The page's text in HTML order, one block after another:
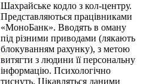
Шахрайське кодло з кол-центру.
Представляються працівниками
«МоноБанк». Вводять в оману
під різними приводами (лякають
блокуванням рахунку), з метою
витягти з людини її персональну
інформацію. Психологічно
тиснуть. Цікавляться даними